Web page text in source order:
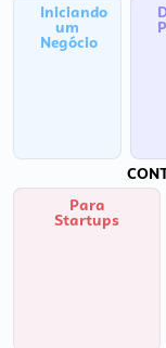
Iniciando
um
Negócio
Para
Startups